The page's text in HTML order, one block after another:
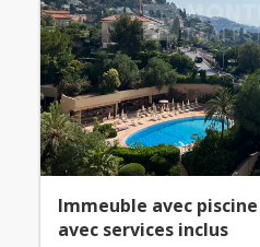
Immeuble avec
avec services inclus